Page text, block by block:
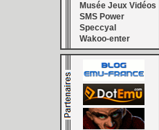
Musée Jeux Vidéos
SMS Power
Speccyal
Wakoo-enter